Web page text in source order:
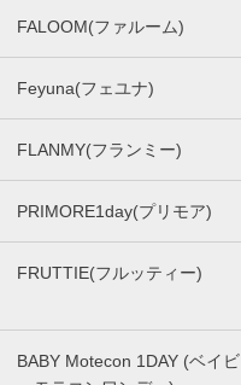
FALOOM(ファルーム)
Feyuna(フェユナ)
FLANMY(フランミー)
PRIMORE1day(プリモア)
FRUTTIE(フルッティー)
BABY Motecon 1DAY (ベイビ